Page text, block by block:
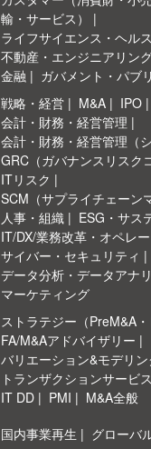
輸・サービス）
ライフサイエンス・ヘル
不動産・エンジニアリン
金融
ガバメント・パブ
戦略・経営 M&A
IPO
会計・財務・経営管理
会計・財務・経営管理（
GRC（ガバナンスリスク
ITリスク
SCM（サプライチェーン
人事・組織
ESG・サス
IT/DX/業務改革・オペレ
サイバー・セキュリティ
データ分析・データアナ
マーケティング
ストラテジー（PreM&A・
FA/M&Aアドバイザリー
バリエーション&モデリ
トランザクションサービ
IT DD
PMI
M&A全般
国内事業再生 グローバ